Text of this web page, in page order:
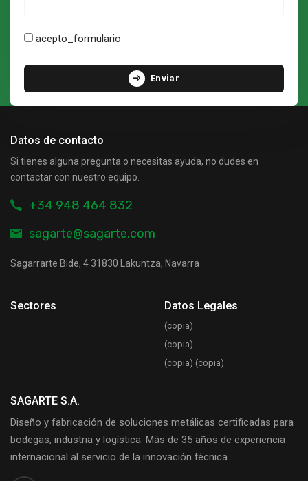
acepto_formulario
Enviar
Datos de contacto
Si tienes alguna pregunta o necesitas ayuda, no dudes en
contactar con nuestro equipo.
+34 948 464 832
sagarte@sagarte.com
Sagarrarte Bide, 4 31830 Lakuntza, Navarra
Sectores Datos Legales
(copia)
(copia)
(copia) (copia)
SAGARTE S.A.
Diseño y fabricación de soluciones metálicas certificadas para
bodegas, industria y logística. Más de 35 años de experiencia
internacional al servicio de la innovación técnica.